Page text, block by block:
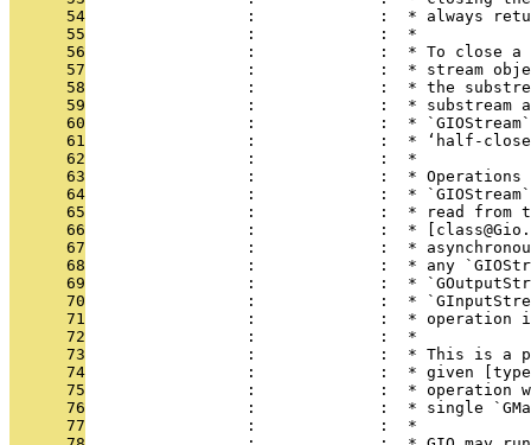
      54
:             :  * always
      55
                 :             :  *
      56
:             :  * To close
      57
:             :  * stream
      58
:             :  * the
      59
:             :  * substream
      60
:             :  *
      61
:             :  * ‘half-
      62
                 :             :  *
      63
:             :  *
      64
:             :  *
      65
:             :  * read from
      66
:             :  *
      67
:             :  *
      68
:             :  * any
      69
:             :  *
      70
:             :  *
      71
:             :  * operation
      72
                 :             :  *
      73
:             :  * This is a
      74
:             :  * given
      75
:             :  * operation
      76
:             :  * single
      77
                 :             :  *